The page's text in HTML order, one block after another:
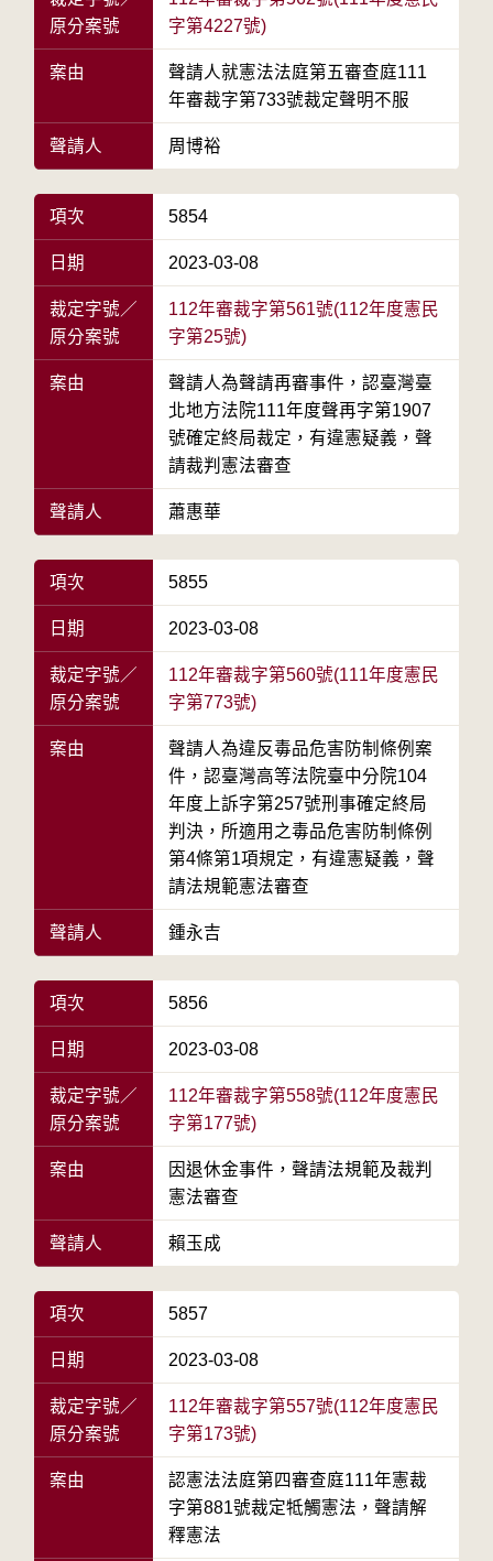
原分案號
字第4227號)
案由
聲請人就憲法法庭第五審查庭111
年審裁字第733號裁定聲明不服
聲請人 周博裕
項次 5854
日期 2023-03-08
裁定字號／
原分案號
112年審裁字第561號(112年度憲民
字第25號)
案由
聲請人為聲請再審事件，認臺灣臺
北地方法院111年度聲再字第1907
號確定終局裁定，有違憲疑義，聲
請裁判憲法審查
聲請人 蕭惠華
項次 5855
日期 2023-03-08
裁定字號／
原分案號
112年審裁字第560號(111年度憲民
字第773號)
案由
聲請人為違反毒品危害防制條例案
件，認臺灣高等法院臺中分院104
年度上訴字第257號刑事確定終局
判決，所適用之毒品危害防制條例
第4條第1項規定，有違憲疑義，聲
請法規範憲法審查
聲請人 鍾永吉
項次 5856
日期 2023-03-08
裁定字號／
原分案號
112年審裁字第558號(112年度憲民
字第177號)
案由
因退休金事件，聲請法規範及裁判
憲法審查
聲請人 賴玉成
項次 5857
日期 2023-03-08
裁定字號／
原分案號
112年審裁字第557號(112年度憲民
字第173號)
案由
認憲法法庭第四審查庭111年憲裁
字第881號裁定牴觸憲法，聲請解
釋憲法